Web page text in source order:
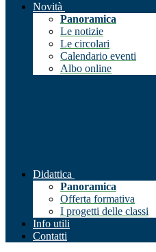
Novità
Panoramica
Le notizie
Le circolari
Calendario eventi
Albo online
Didattica
Panoramica
Offerta formativa
I progetti delle classi
Info utili
Contatti